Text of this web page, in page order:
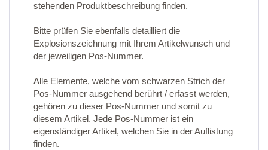
stehenden Produktbeschreibung finden.
Bitte prüfen Sie ebenfalls detailliert die
Explosionszeichnung mit Ihrem Artikelwunsch und
der jeweiligen Pos-Nummer.
Alle Elemente, welche vom schwarzen Strich der
Pos-Nummer ausgehend berührt / erfasst werden,
gehören zu dieser Pos-Nummer und somit zu
diesem Artikel. Jede Pos-Nummer ist ein
eigenständiger Artikel, welchen Sie in der Auflistung
finden.